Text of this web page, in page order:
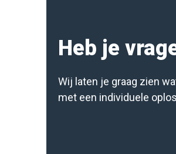
Heb je
Wij laten je graag zien
met een individuele